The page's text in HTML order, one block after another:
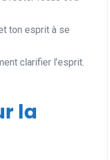
ton esprit à se
clarifier l’esprit.
la